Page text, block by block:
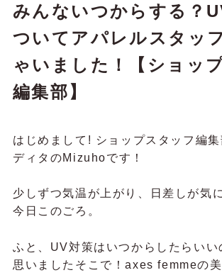
みんないつからする？
ついてアパレルスタッ
ゃいました！【ショッ
編集部】
はじめまして! ショップスタッフ編
ディタのMizuhoです！
少しずつ気温が上がり、日差しが気
今日このごろ。
ふと、UV対策はいつからしたらいい
思いましたそこで！axes femmeの